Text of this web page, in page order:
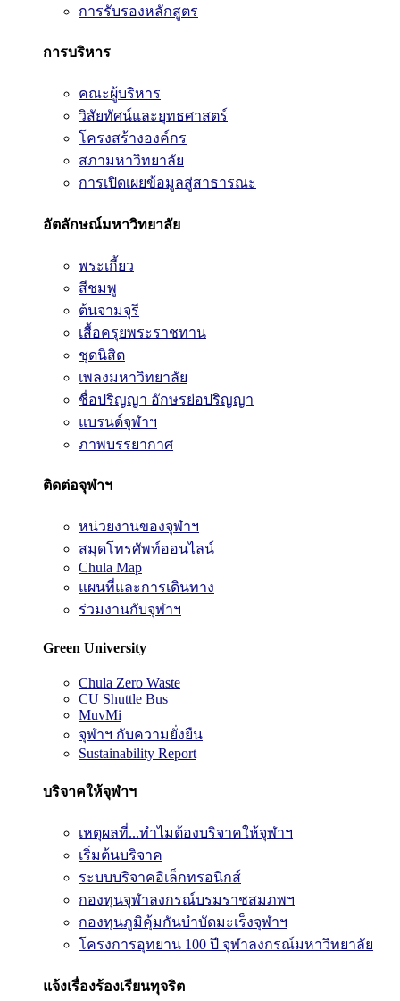
การรับรองหลักสูตร
การบริหาร
คณะผู้บริหาร
วิสัยทัศน์และยุทธศาสตร์
โครงสร้างองค์กร
สภามหาวิทยาลัย
การเปิดเผยข้อมูลสู่สาธารณะ
อัตลักษณ์มหาวิทยาลัย
พระเกี้ยว
สีชมพู
ต้นจามจุรี
เสื้อครุยพระราชทาน
ชุดนิสิต
เพลงมหาวิทยาลัย
ชื่อปริญญา อักษรย่อปริญญา
แบรนด์จุฬาฯ
ภาพบรรยากาศ
ติดต่อจุฬาฯ
หน่วยงานของจุฬาฯ
สมุดโทรศัพท์ออนไลน์
Chula Map
แผนที่และการเดินทาง
ร่วมงานกับจุฬาฯ
Green University
Chula Zero Waste
CU Shuttle Bus
MuvMi
จุฬาฯ กับความยั่งยืน
Sustainability Report
บริจาคให้จุฬาฯ
เหตุผลที่...ทำไมต้องบริจาคให้จุฬาฯ
เริ่มต้นบริจาค
ระบบบริจาคอิเล็กทรอนิกส์
กองทุนจุฬาลงกรณ์บรมราชสมภพฯ
กองทุนภูมิคุ้มกันบำบัดมะเร็งจุฬาฯ
โครงการอุทยาน 100 ปี จุฬาลงกรณ์มหาวิทยาลัย
แจ้งเรื่องร้องเรียนทุจริต